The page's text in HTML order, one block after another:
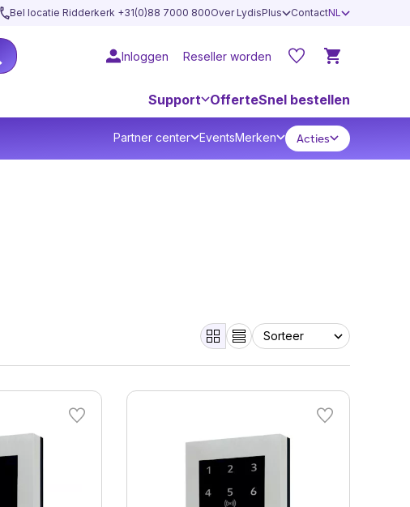
Bel locatie Ridderkerk +31(0)88 7000 800Over LydisPlus ContactNL
Inloggen Reseller worden
Support OfferteSnel bestellen
Partner center EventsMerken Acties